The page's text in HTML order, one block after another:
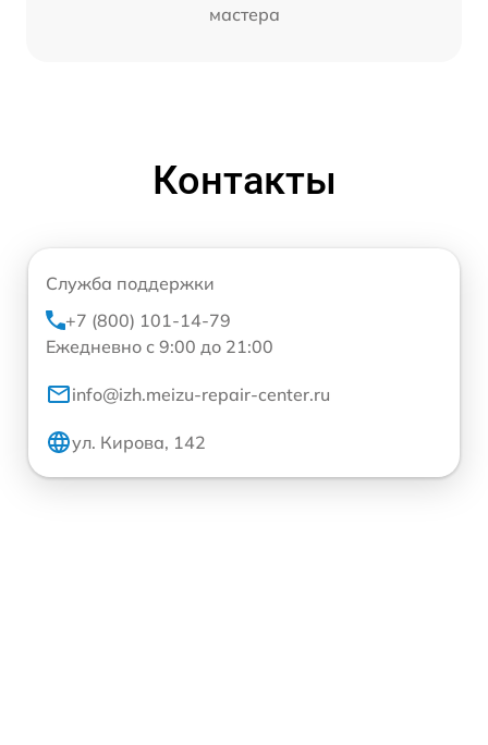
мастера
Контакты
Служба поддержки
+7 (800) 101-14-79
Ежедневно с 9:00 до 21:00
info@izh.meizu-repair-center.ru
ул. Кирова, 142